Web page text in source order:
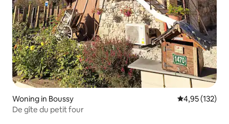
Woning in Boussy Gemiddelde
4,95 (132)
De gîte du petit four